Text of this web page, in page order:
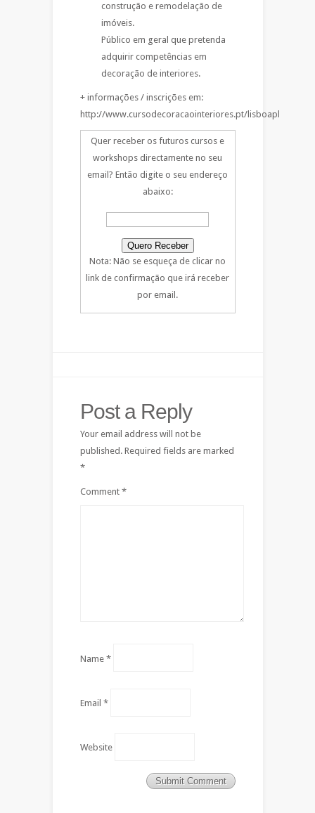
construção e remodelação de
imóveis.
Público em geral que pretenda
adquirir competências em
decoração de interiores.
+ informações / inscrições em:
http://www.cursodecoracaointeriores.pt/lisboapl
Quer receber os futuros cursos e
workshops directamente no seu
email? Então digite o seu endereço
abaixo:
Nota: Não se esqueça de clicar no
link de confirmação que irá receber
por email.
Post a Reply
Your email address will not be
published. Required fields are marked
*
Comment *
Name *
Email *
Website